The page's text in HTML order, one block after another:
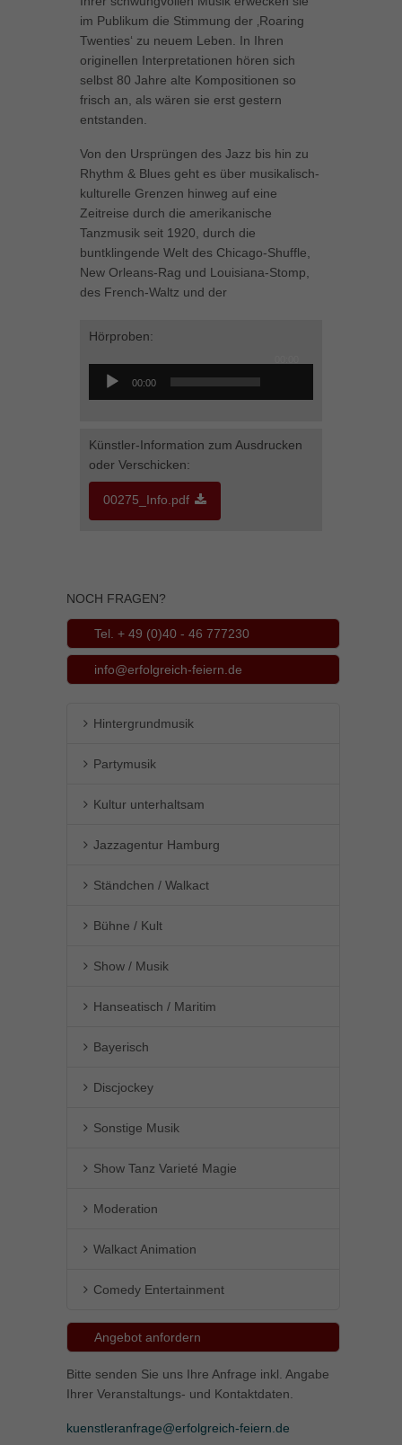
im Publikum die Stimmung der ‚Roaring
Twenties‘ zu neuem Leben. In Ihren
originellen Interpretationen hören sich
selbst 80 Jahre alte Kompositionen so
frisch an, als wären sie erst gestern
entstanden.
Von den Ursprüngen des Jazz bis hin zu
Rhythm & Blues geht es über musikalisch-
kulturelle Grenzen hinweg auf eine
Zeitreise durch die amerikanische
Tanzmusik seit 1920, durch die
buntklingende Welt des Chicago-Shuffle,
New Orleans-Rag und Louisiana-Stomp,
des French-Waltz und der
Hörproben:
Audio-
Player
00:00
Künstler-Information zum Ausdrucken
oder Verschicken:
00275_Info.pdf
NOCH FRAGEN?
Tel. + 49 (0)40 - 46 777230
info@erfolgreich-feiern.de
Hintergrundmusik
Partymusik
Kultur unterhaltsam
Jazzagentur Hamburg
Ständchen / Walkact
Bühne / Kult
Show / Musik
Hanseatisch / Maritim
Bayerisch
Discjockey
Sonstige Musik
Show Tanz Varieté Magie
Moderation
Walkact Animation
Comedy Entertainment
Angebot anfordern
Bitte senden Sie uns Ihre Anfrage inkl. Angabe
Ihrer Veranstaltungs- und Kontaktdaten.
kuenstleranfrage@erfolgreich-feiern.de
können Ihre Einwilligung zu ganzen Kategorien geben oder sich
weitere Informationen anzeigen lassen und so nur bestimmte
Cookies auswählen.
Alle akzeptieren Speichern
Datenschutzeinstellungen
Essenziell (1)
Essenzielle Cookies ermöglichen grundlegende Funktionen und sind für
die einwandfreie Funktion der Website erforderlich.
Cookie-Informationen anzeigen
Marketing (1)
Marketing-Cookies werden von Drittanbietern oder Publishern verwendet,
Besucher über Websites hinweg verfolgen.
Externe Medien (5)
standardmäßig blockiert. Wenn Cookies von externen Medien akzeptiert
werden, bedarf der Zugriff auf diese Inhalte keiner manuellen Einwilligung
Cookie-Informationen anzeigen
powered by Borlabs Cookie